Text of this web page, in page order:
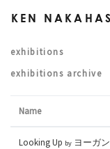
KEN
exhibitions
exhibitions archive
Name
Looking Up by ヨーガ